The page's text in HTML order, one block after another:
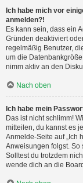
Ich habe mich vor
anmelden?!
Es kann sein, dass ein
Gründen deaktiviert
regelmäßig Benutzer,
um die
nimm aktiv an den
Nach oben
Ich habe mein
Das ist nicht schlimm!
mitteilen, du kannst es
Anmelde-Seite auf „Ich
Anweisungen folgst.
Solltest du trotzdem
wende dich an die